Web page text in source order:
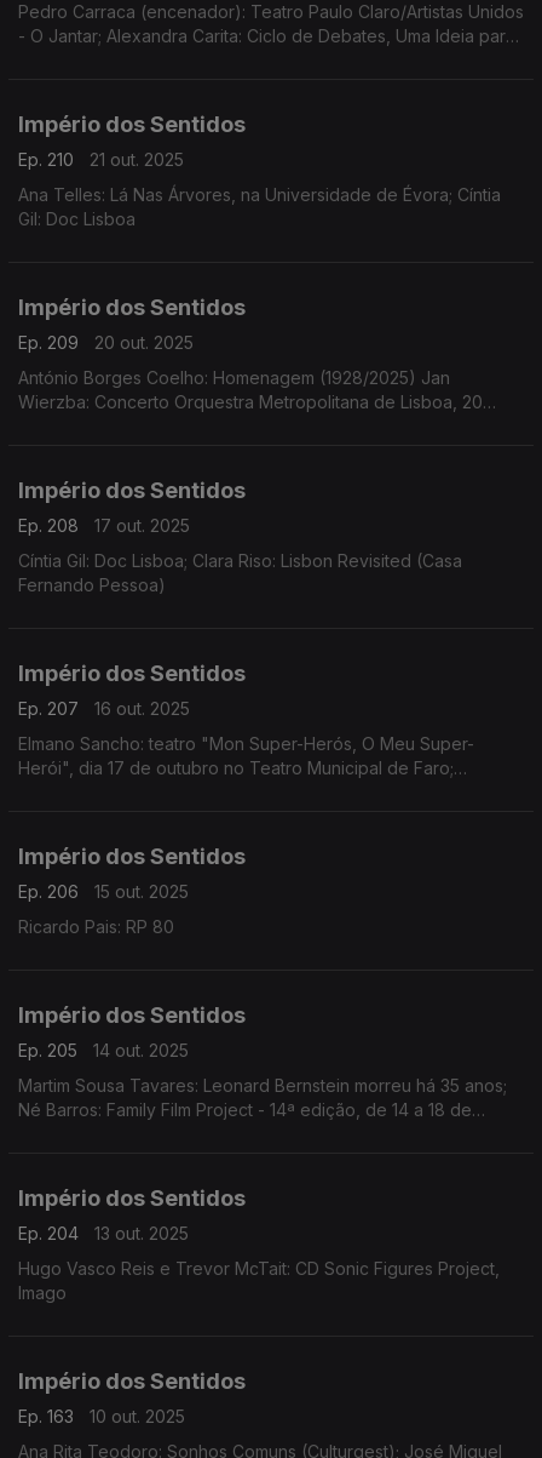
Pedro Carraca (encenador): Teatro Paulo Claro/Artistas Unidos
- O Jantar; Alexandra Carita: Ciclo de Debates, Uma Ideia para
Império dos Sentidos
Ep. 210
21 out. 2025
Ana Telles: Lá Nas Árvores, na Universidade de Évora; Cíntia
Gil: Doc Lisboa
Império dos Sentidos
Ep. 209
20 out. 2025
António Borges Coelho: Homenagem (1928/2025) Jan
Wierzba: Concerto Orquestra Metropolitana de Lisboa, 20
Império dos Sentidos
Ep. 208
17 out. 2025
Cíntia Gil: Doc Lisboa; Clara Riso: Lisbon Revisited (Casa
Fernando Pessoa)
Império dos Sentidos
Ep. 207
16 out. 2025
Elmano Sancho: teatro "Mon Super-Herós, O Meu Super-
Herói", dia 17 de outubro no Teatro Municipal de Faro;
Império dos Sentidos
Ep. 206
15 out. 2025
Ricardo Pais: RP 80
Império dos Sentidos
Ep. 205
14 out. 2025
Martim Sousa Tavares: Leonard Bernstein morreu há 35 anos;
Né Barros: Family Film Project - 14ª edição, de 14 a 18 de
Império dos Sentidos
Ep. 204
13 out. 2025
Hugo Vasco Reis e Trevor McTait: CD Sonic Figures Project,
Imago
Império dos Sentidos
Ep. 163
10 out. 2025
Ana Rita Teodoro: Sonhos Comuns (Culturgest); José Miguel